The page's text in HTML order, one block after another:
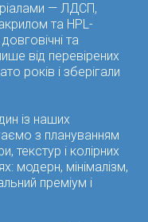
— ЛДСП,
та HPL-
та
від перевірених
років і зберігали
із наших
з плануванням
текстур і колірних
модерн, мінімалізм,
преміум і